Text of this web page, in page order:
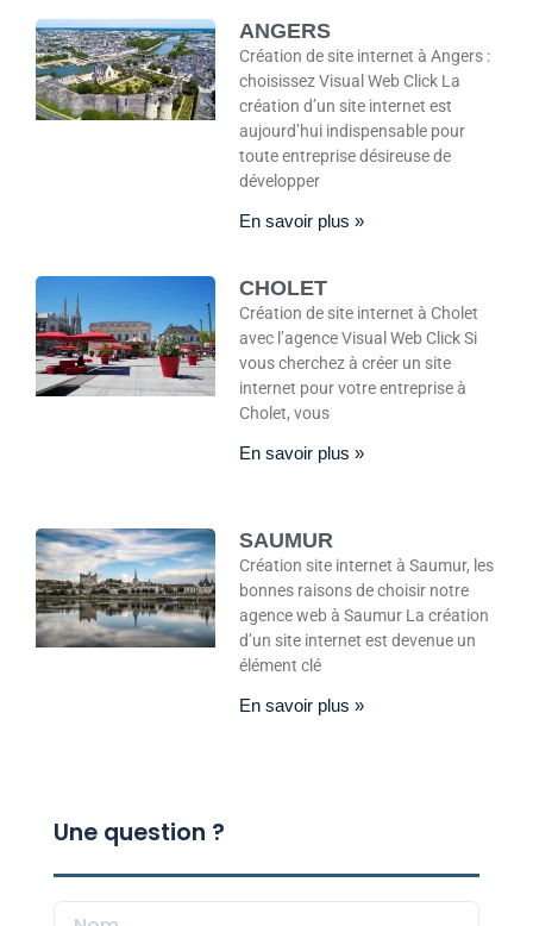
ANGERS
Création de site internet à Angers :
choisissez Visual Web Click La
création d’un site internet est
aujourd’hui indispensable pour
toute entreprise désireuse de
développer
En savoir plus »
CHOLET
Création de site internet à Cholet
avec l’agence Visual Web Click Si
vous cherchez à créer un site
internet pour votre entreprise à
Cholet, vous
En savoir plus »
SAUMUR
Création site internet à Saumur, les
bonnes raisons de choisir notre
agence web à Saumur La création
d’un site internet est devenue un
élément clé
En savoir plus »
Une question ?